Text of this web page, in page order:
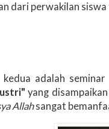
dari perwakilan siswa
adalah
yang
Allahsangat